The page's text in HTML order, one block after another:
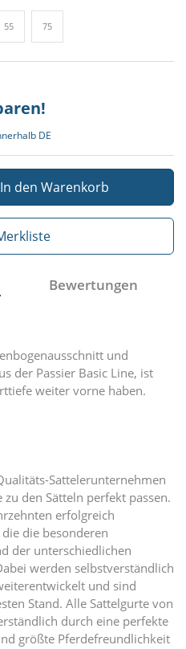
55 75
DE
In den Warenkorb
Bewertungen
und
der Passier Basic Line, ist
weiter vorne haben.
Sattelerunternehmen
den Sätteln perfekt passen.
erfolgreich
die besonderen
der unterschiedlichen
werden selbstverständlich
und sind
Stand. Alle Sattelgurte von
durch eine perfekte
größte Pferdefreundlichkeit